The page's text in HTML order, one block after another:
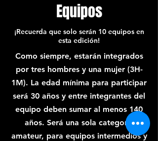
Equipos
¡Recuerda que solo serán 10 equipos en
esta edición!
Como siempre, estarán integrados
por tres hombres y una mujer (3H-
1M). La edad mínima para participar
será 30 años y entre integrantes del
equipo deben sumar al menos 140
años. Será una sola categoría
amateur, para equipos intermedios y